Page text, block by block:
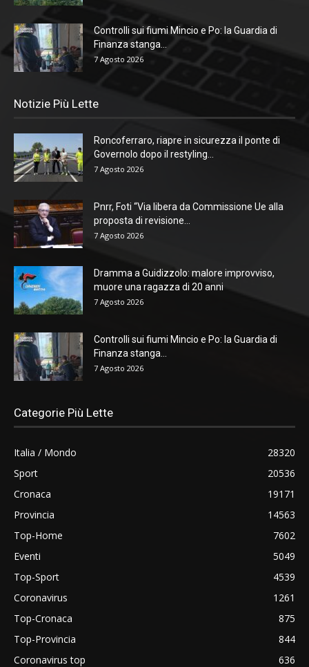
Controlli sui fiumi Mincio e Po: la Guardia di
Finanza stanga...
7 Agosto 2026
Notizie Più Lette
Roncoferraro, riapre in sicurezza il ponte di
Governolo dopo il restyling...
7 Agosto 2026
Pnrr, Foti “Via libera da Commissione Ue alla
proposta di revisione...
7 Agosto 2026
Dramma a Guidizzolo: malore improvviso,
muore una ragazza di 20 anni
7 Agosto 2026
Controlli sui fiumi Mincio e Po: la Guardia di
Finanza stanga...
7 Agosto 2026
Categorie Più Lette
Italia / Mondo
28320
Sport
20536
Cronaca
19171
Provincia
14563
Top-Home
7602
Eventi
5049
Top-Sport
4539
Coronavirus
1261
Top-Cronaca
875
Top-Provincia
844
Coronavirus top
636